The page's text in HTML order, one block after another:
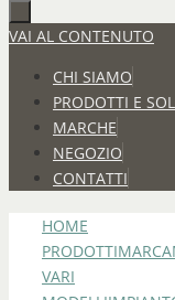
VAI AL CONTENUTO
CHI SIAMO
PRODOTTI E
MARCHE
NEGOZIO
CONTATTI
HOME
PRODOTTIMARCA
VARI